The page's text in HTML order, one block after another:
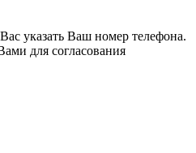
указать Ваш номер телефона.
для согласования